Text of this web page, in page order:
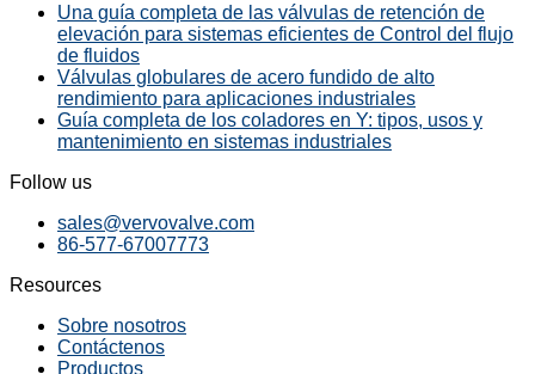
Una guía completa de las válvulas de retención de
elevación para sistemas eficientes de Control del flujo
de fluidos
Válvulas globulares de acero fundido de alto
rendimiento para aplicaciones industriales
Guía completa de los coladores en Y: tipos, usos y
mantenimiento en sistemas industriales
Follow us
sales@vervovalve.com
86-577-67007773
Resources
Sobre nosotros
Contáctenos
Productos